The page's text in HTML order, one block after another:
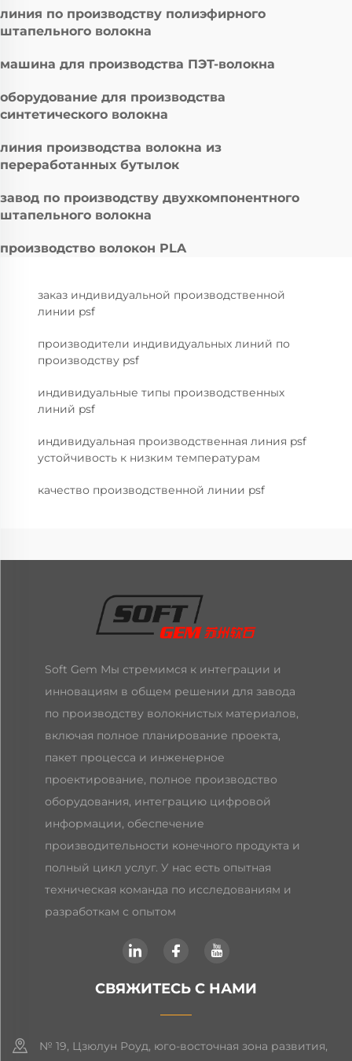
линия по производству полиэфирного
штапельного волокна
машина для производства ПЭТ-волокна
оборудование для производства
синтетического волокна
линия производства волокна из
переработанных бутылок
завод по производству двухкомпонентного
штапельного волокна
производство волокон PLA
заказ индивидуальной производственной
линии psf
производители индивидуальных линий по
производству psf
индивидуальные типы производственных
линий psf
индивидуальная производственная линия psf
устойчивость к низким температурам
качество производственной линии psf
Soft Gem Мы стремимся к интеграции и
инновациям в общем решении для завода
по производству волокнистых материалов,
включая полное планирование проекта,
пакет процесса и инженерное
проектирование, полное производство
оборудования, интеграцию цифровой
информации, обеспечение
производительности конечного продукта и
полный цикл услуг. У нас есть опытная
техническая команда по исследованиям и
разработкам с опытом
СВЯЖИТЕСЬ С НАМИ
№ 19, Цзюлун Роуд, юго-восточная зона развития,